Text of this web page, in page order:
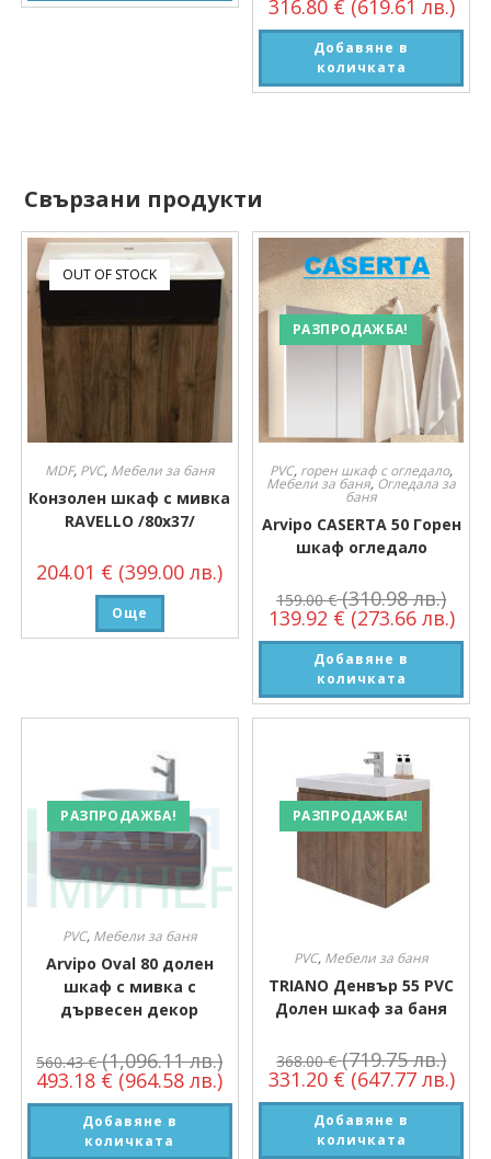
316.80 € (619.61 лв.)
Добавяне в
количката
Свързани продукти
OUT OF STOCK
MDF, PVC, Мебели за баня
Конзолен шкаф с мивка
RAVELLO /80х37/
204.01 € (399.00 лв.)
Още
РАЗПРОДАЖБА!
PVC, горен шкаф с огледало,
Мебели за баня, Огледала за
баня
Arvipo CASERTA 50 Горен
шкаф огледало
159.00€ (310.98 лв.)
139.92 € (273.66 лв.)
Добавяне в
количката
РАЗПРОДАЖБА!
PVC, Мебели за баня
Arvipo Oval 80 долен
шкаф с мивка с
дървесен декор
560.43€ (1,096.11 лв.)
493.18 € (964.58 лв.)
Добавяне в
количката
РАЗПРОДАЖБА!
PVC, Мебели за баня
TRIANO Денвър 55 PVC
Долен шкаф за баня
368.00€ (719.75 лв.)
331.20 € (647.77 лв.)
Добавяне в
количката